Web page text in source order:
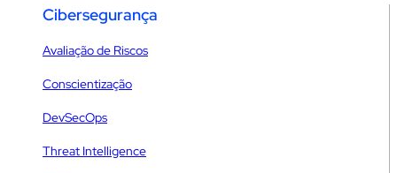
Cibersegurança
Avaliação de Riscos
Conscientização
DevSecOps
Threat Intelligence